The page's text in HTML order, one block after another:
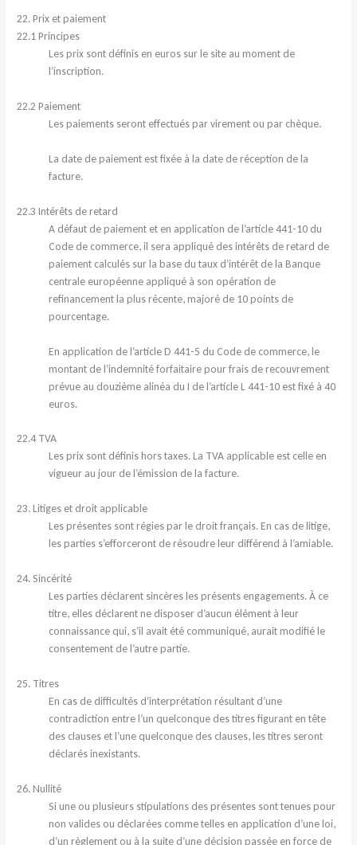
22. Prix et paiement
22.1 Principes
Les prix sont définis en euros sur le site au moment de
l’inscription.
22.2 Paiement
Les paiements seront effectués par virement ou par chèque.
La date de paiement est fixée à la date de réception de la
facture.
22.3 Intérêts de retard
A défaut de paiement et en application de l’article 441-10 du
Code de commerce, il sera appliqué des intérêts de retard de
paiement calculés sur la base du taux d’intérêt de la Banque
centrale européenne appliqué à son opération de
refinancement la plus récente, majoré de 10 points de
pourcentage.
En application de l’article D 441-5 du Code de commerce, le
montant de l’indemnité forfaitaire pour frais de recouvrement
prévue au douzième alinéa du I de l’article L 441-10 est fixé à 40
euros.
22.4 TVA
Les prix sont définis hors taxes. La TVA applicable est celle en
vigueur au jour de l’émission de la facture.
23. Litiges et droit applicable
Les présentes sont régies par le droit français. En cas de litige,
les parties s’efforceront de résoudre leur différend à l’amiable.
24. Sincérité
Les parties déclarent sincères les présents engagements. À ce
titre, elles déclarent ne disposer d’aucun élément à leur
connaissance qui, s’il avait été communiqué, aurait modifié le
consentement de l’autre partie.
25. Titres
En cas de difficultés d’interprétation résultant d’une
contradiction entre l’un quelconque des titres figurant en tête
des clauses et l’une quelconque des clauses, les titres seront
déclarés inexistants.
26. Nullité
Si une ou plusieurs stipulations des présentes sont tenues pour
non valides ou déclarées comme telles en application d’une loi,
d’un règlement ou à la suite d’une décision passée en force de